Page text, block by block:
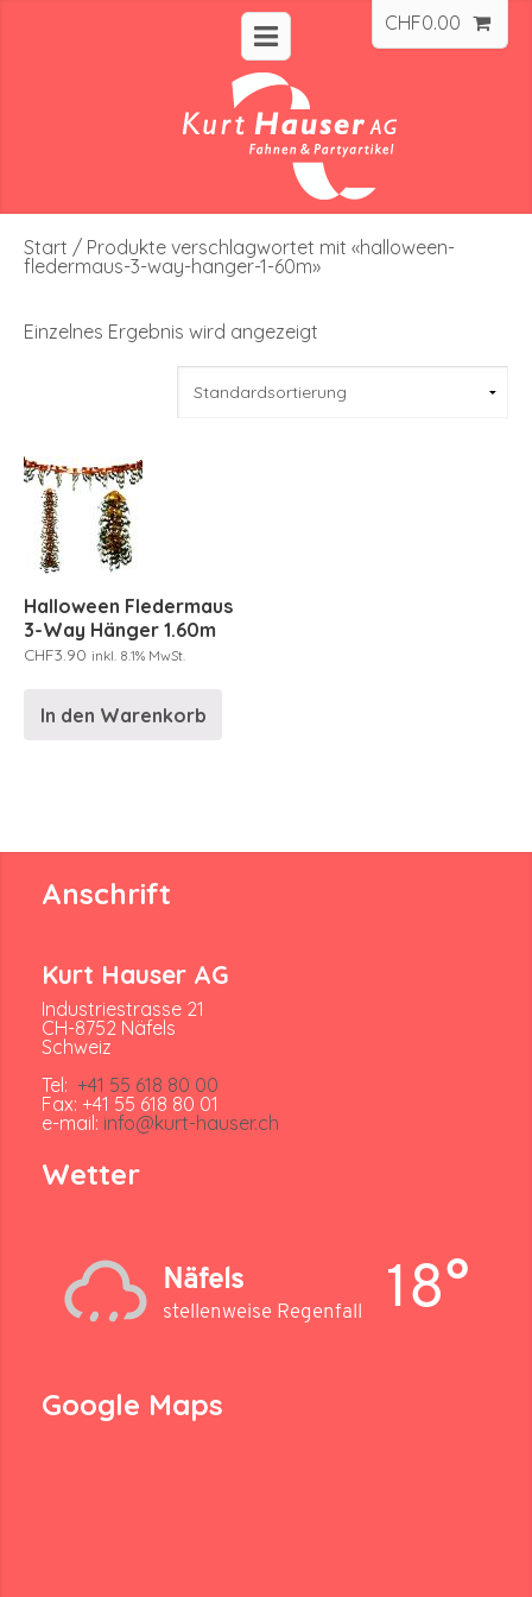
CHF0.00
Start / Produkte verschlagwortet mit «halloween-
fledermaus-3-way-hanger-1-60m»
Einzelnes Ergebnis wird angezeigt
Halloween Fledermaus
3-Way Hänger 1.60m
CHF3.90 inkl. 8.1% MwSt.
In den Warenkorb
Anschrift
Kurt Hauser AG
Industriestrasse 21
CH-8752 Näfels
Schweiz
Tel: +41 55 618 80 00
Fax: +41 55 618 80 01
e-mail: info@kurt-hauser.ch
Wetter
Näfels
stellenweise Regenfall 18°
Google Maps